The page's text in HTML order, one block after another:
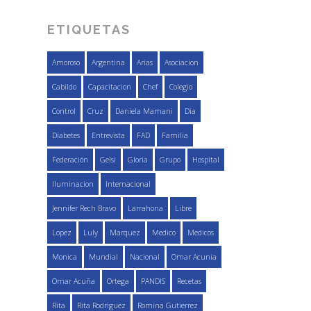
ETIQUETAS
Amoroso Argentina Arias Asociacion
Cabildo Capacitacion Chef Colegio
Control Cruz Daniela Mamani Dia
Diabetes Entrevista FAD Familia
Federación Gelsi Gloria Grupo Hospital
Iluminacion Internacional
Jennifer Rech Bravo Larrahona Libre
Lopez Luly Marquez Medico Medicos
Monica Mundial Nacional Omar Acunia
Omar Acuña Ortega PANDIS Recetas
Rita Rita Rodriguez Romina Gutierrez